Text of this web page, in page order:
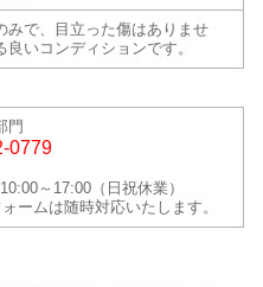
みで、目立った傷はありませ
良いコンディションです。
門
0779
～17:00（日祝休業）
ームは随時対応いたします。